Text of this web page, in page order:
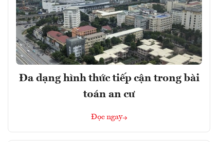
Đa dạng hình thức tiếp cận trong bài
toán an cư
Đọc ngay